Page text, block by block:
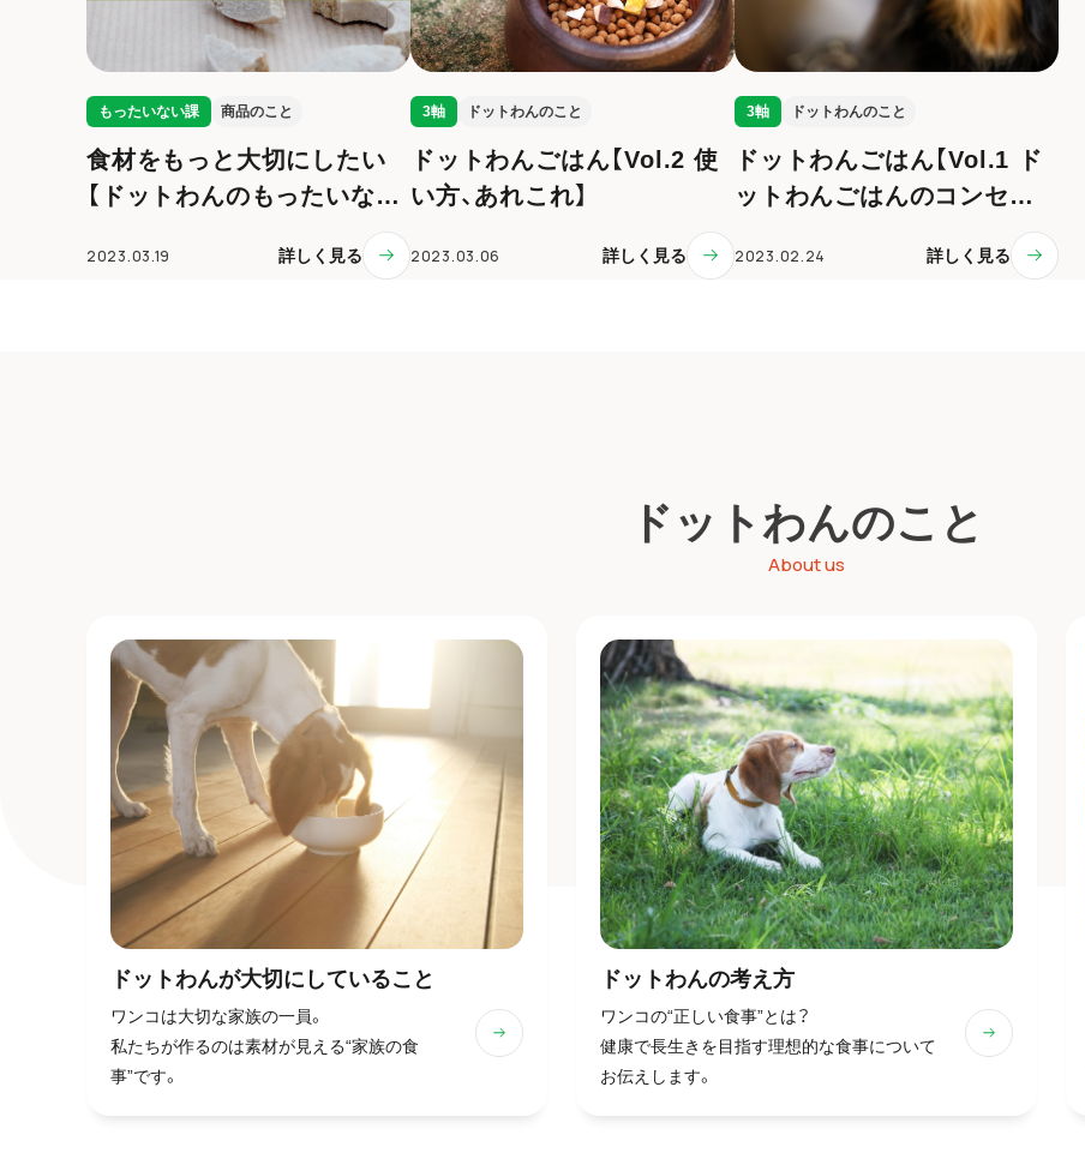
もったいない課 商品のこと
食材をもっと大切にしたい
【ドットわんのもったいない
2023.03.19 詳しく見る
3軸 ドットわんのこと
ドットわんごはん【Vol.2 使
い方、あれこれ】
2023.03.06 詳しく見る
3軸 ドットわんのこと
ドットわんごはん【Vol.1 ド
ットわんごはんのコンセプ
2023.02.24 詳しく見る
ドットわんのこと
About us
ドットわんが大切にしていること
ワンコは大切な家族の一員。
私たちが作るのは素材が見える“家族の食
事”です。
ドットわんの考え方
ワンコの“正しい食事”とは？
健康で長生きを目指す理想的な食事について
お伝えします。